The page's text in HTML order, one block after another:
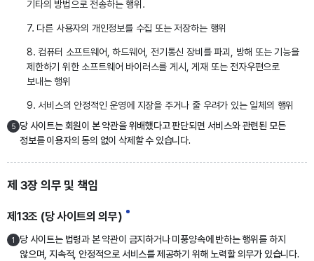
기타의 방법으로 전송하는 행위.
7. 다른 사용자의 개인정보를 수집 또는 저장하는 행위
8. 컴퓨터 소프트웨어, 하드웨어, 전기통신 장비를 파괴, 방해 또는 기능을
제한하기 위한 소프트웨어 바이러스를 게시, 게재 또는 전자우편으로
보내는 행위
9. 서비스의 안정적인 운영에 지장을 주거나 줄 우려가 있는 일체의 행위
5
당 사이트는 회원이 본 약관을 위배했다고 판단되면 서비스와 관련된 모든
정보를 이용자의 동의 없이 삭제할 수 있습니다.
제 3장 의무 및 책임
제13조 (당 사이트의 의무)
1
당 사이트는 법령과 본 약관이 금지하거나 미풍양속에 반하는 행위를 하지
않으며, 지속적, 안정적으로 서비스를 제공하기 위해 노력할 의무가 있습니다.